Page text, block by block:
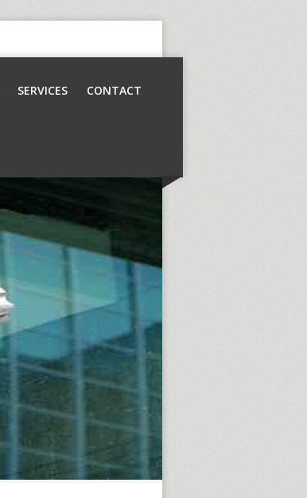
SERVICES CONTACT